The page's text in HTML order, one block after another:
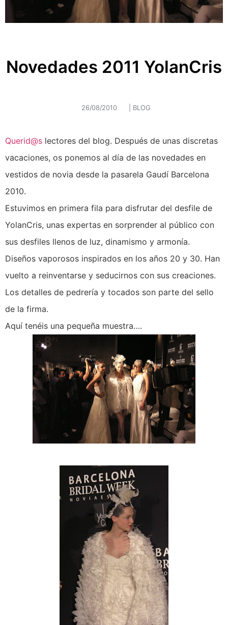
Novedades 2011 YolanCris
26/08/2010 BLOG
Querid@s lectores del blog. Después de unas discretas
vacaciones, os ponemos al día de las novedades en
vestidos de novia desde la pasarela Gaudí Barcelona
2010.
Estuvimos en primera fila para disfrutar del desfile de
YolanCris, unas expertas en sorprender al público con
sus desfiles llenos de luz, dinamismo y armonía.
Diseños vaporosos inspirados en los años 20 y 30. Han
vuelto a reinventarse y seducirnos con sus creaciones.
Los detalles de pedrería y tocados son parte del sello
de la firma.
Aquí tenéis una pequeña muestra….